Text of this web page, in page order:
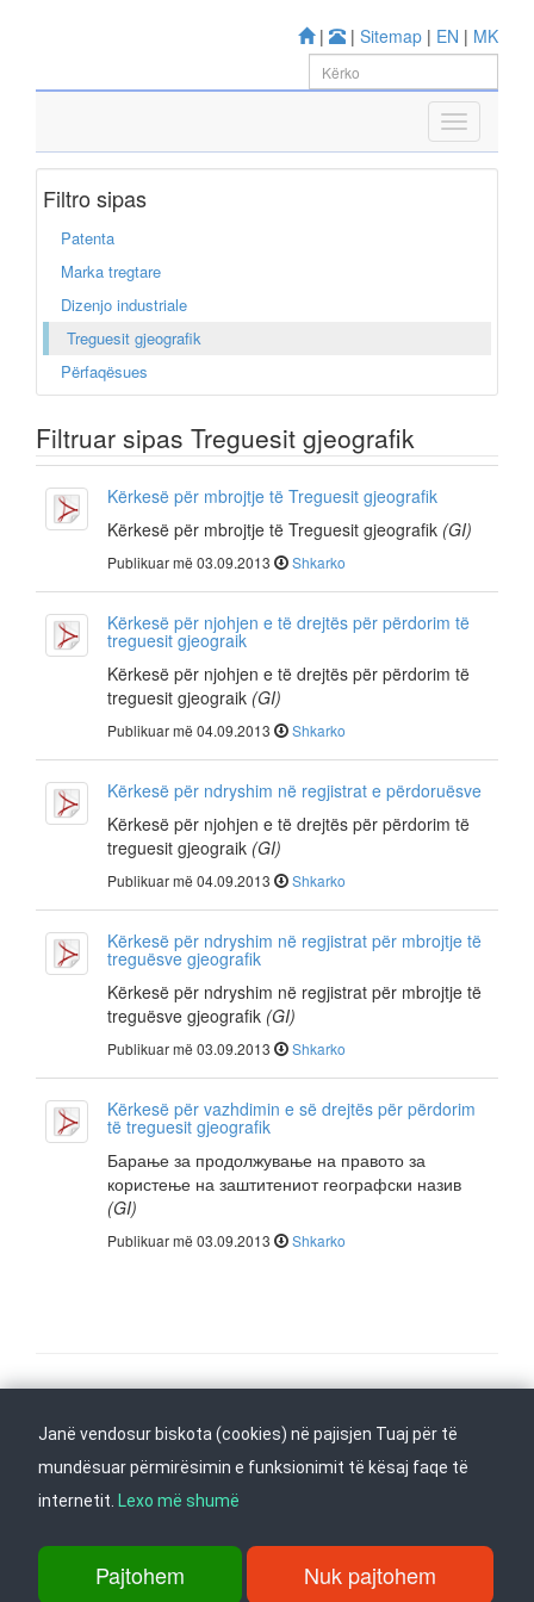
| | Sitemap | EN | MK
Filtro sipas
Patenta
Marka tregtare
Dizenjo industriale
Treguesit gjeografik
Përfaqësues
Filtruar sipas Treguesit gjeografik
Kërkesë për mbrojtje të Treguesit gjeografik
Kërkesë për mbrojtje të Treguesit gjeografik (GI)
Publikuar më 03.09.2013 Shkarko
Kërkesë për njohjen e të drejtës për përdorim të
treguesit gjeograik
Kërkesë për njohjen e të drejtës për përdorim të
treguesit gjeograik (GI)
Publikuar më 04.09.2013 Shkarko
Kërkesë për ndryshim në regjistrat e përdoruësve
Kërkesë për njohjen e të drejtës për përdorim të
treguesit gjeograik (GI)
Publikuar më 04.09.2013 Shkarko
Kërkesë për ndryshim në regjistrat për mbrojtje të
treguësve gjeografik
Kërkesë për ndryshim në regjistrat për mbrojtje të
treguësve gjeografik (GI)
Publikuar më 03.09.2013 Shkarko
Kërkesë për vazhdimin e së drejtës për përdorim
të treguesit gjeografik
Барање за продолжување на правото за
користење на заштитениот географски назив
(GI)
Publikuar më 03.09.2013 Shkarko
Kthehu në fillim Na ndiqni në
rr. Dame Gruev 14, Garazha në kate Beko, kati i 1-rë, 1000 Shkup, Tel:
+389 2 3103 601 (641), Faks: +389 2 3137 149 |info@ippo.gov.mk
Janë vendosur biskota (cookies) në pajisjen Tuaj për të
mundësuar përmirësimin e funksionimit të kësaj faqe të
internetit. Lexo më shumë
Pajtohem Nuk pajtohem